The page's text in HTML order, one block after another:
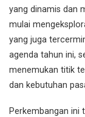
yang dinamis dan
mulai
yang juga
agenda tahun ini,
menemukan titik
dan kebutuhan
Perkembangan ini